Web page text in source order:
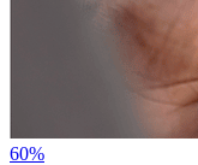
60%